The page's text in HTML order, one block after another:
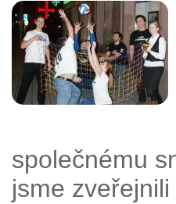
společnému
jsme